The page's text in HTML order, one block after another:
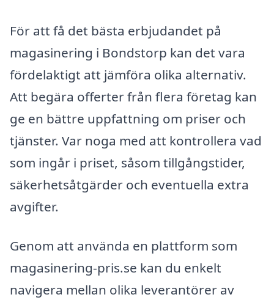
För att få det bästa erbjudandet på
magasinering i Bondstorp kan det vara
fördelaktigt att jämföra olika alternativ.
Att begära offerter från flera företag kan
ge en bättre uppfattning om priser och
tjänster. Var noga med att kontrollera vad
som ingår i priset, såsom tillgångstider,
säkerhetsåtgärder och eventuella extra
avgifter.
Genom att använda en plattform som
magasinering-pris.se kan du enkelt
navigera mellan olika leverantörer av